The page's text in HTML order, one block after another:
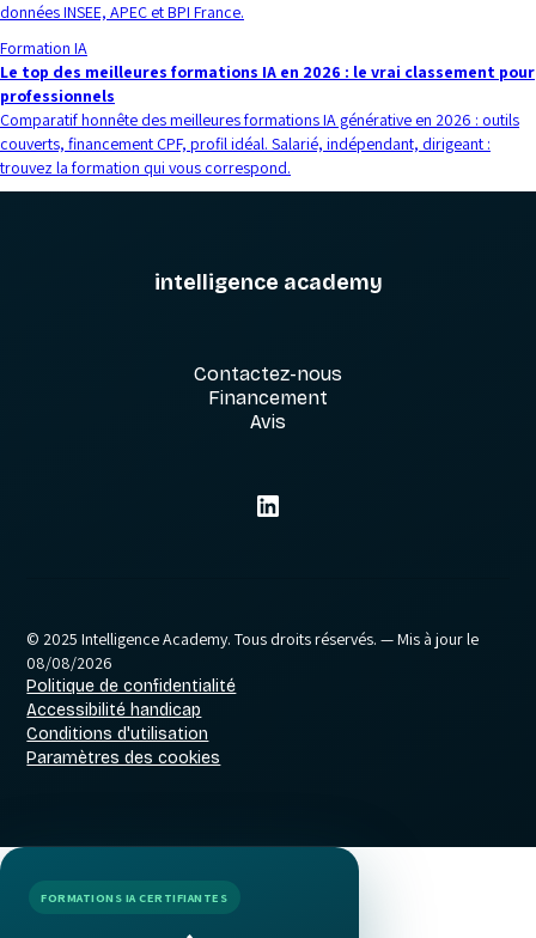
données INSEE, APEC et BPI France.
Formation IA
Le top des meilleures formations IA en 2026 : le vrai classement pour
professionnels
Comparatif honnête des meilleures formations IA générative en 2026 : outils
couverts, financement CPF, profil idéal. Salarié, indépendant, dirigeant :
trouvez la formation qui vous correspond.
intelligence academy
Contactez-nous
Financement
Avis
© 2025 Intelligence Academy. Tous droits réservés. — Mis à jour le
08/08/2026
Politique de confidentialité
Accessibilité handicap
Conditions d'utilisation
Paramètres des cookies
FORMATIONS IA CERTIFIANTES